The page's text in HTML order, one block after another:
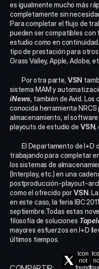
es igualmente mucho más
completamente sin
Para completar el flujo de
pueden ser compatibles
estudio como en continuidad.
tipo de prestación para
Grass Valley, Apple, Adobe,
Por otra parte, VSN
iNews, también de Avid. Los
conocida herramienta
almacenamiento, el
playouts de estudio de VSN,
trabajando para completar
los sistemas de
(Interplay, etc.) en una
postproducción-playout-
como el ofrecido por VSN.
en este caso, la feria IBC
septiembre.Todas estas
filosofía de soluciones
mayores esfuerzos en I+D
últimos tiempos.
Icon
not
found